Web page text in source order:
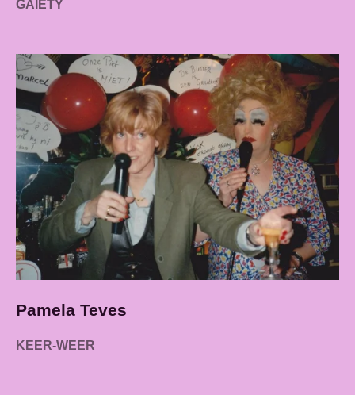
GAIETY
Pamela Teves
KEER-WEER